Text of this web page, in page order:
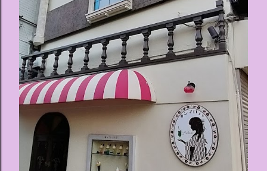
（舞踏会）、さらには本物の砂を使ったピンク色の美しいビ
ーチ（ポチャッコの隣に座れるエリア）など、写真映え間違
いなしの空間が広がります。 🛌 2. 個性あふれる「9つの客室
（テーマルーム）」 イベントの目玉となるのが、サンリオの
人気キャラクターたちがそれぞれの“好き”や理想を詰め込ん
でデザインした客室のエリアです。 ハローキティ...